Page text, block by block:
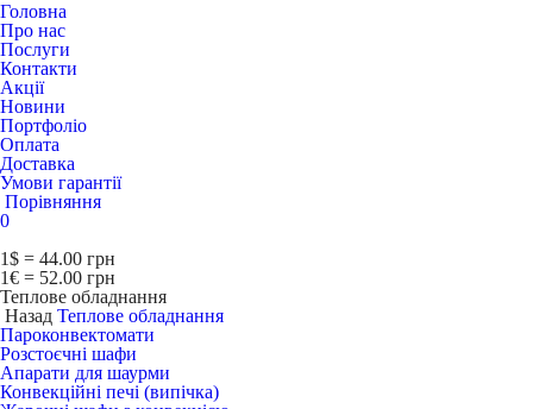
Головна
Про нас
Послуги
Контакти
Акції
Новини
Портфоліо
Оплата
Доставка
Умови гарантії
Порівняння
0
1$ = 44.00 грн
1€ = 52.00 грн
Теплове обладнання
Назад Теплове обладнання
Пароконвектомати
Розстоєчні шафи
Апарати для шаурми
Конвекційні печі (випічка)